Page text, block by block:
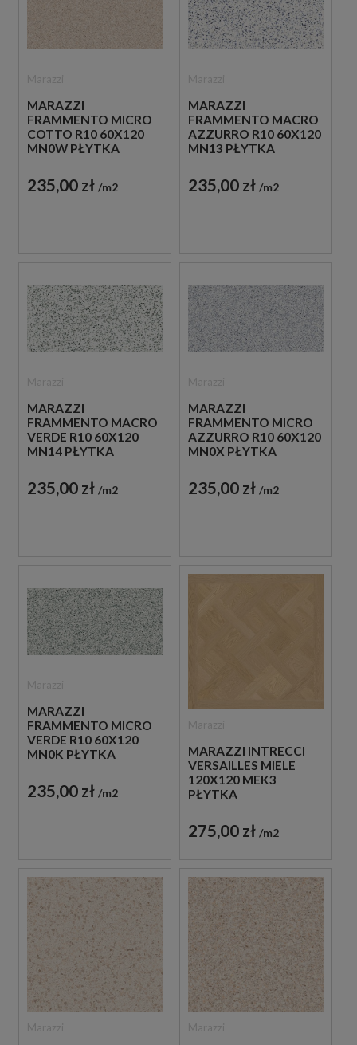
MARAZZI
FRAMMENTO MICRO
COTTO R10 60X120
MN0W PŁYTKA
BEŻOWYM KOLORZE
235,00 zł m2
MARAZZI
FRAMMENTO MACRO
AZZURRO R10 60X120
MN13 PŁYTKA
JASNONIEBIESKIM
KOLORZE
235,00 zł m2
MARAZZI
FRAMMENTO MACRO
VERDE R10 60X120
MN14 PŁYTKA
JASNOZIELONYM
KOLORZE
235,00 zł m2
MARAZZI
FRAMMENTO MICRO
AZZURRO R10 60X120
MN0X PŁYTKA
JASNONIEBIESKIM
KOLORZE
235,00 zł m2
MARAZZI
FRAMMENTO MICRO
VERDE R10 60X120
MN0K PŁYTKA
JASNOZIELONYM
KOLORZE
235,00 zł m2
MARAZZI INTRECCI
VERSAILLES MIELE
120X120 MEK3
PŁYTKA
275,00 zł m2